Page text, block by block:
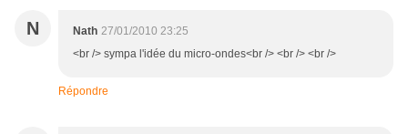
N Nath 27/01/2010 23:25
<br /> sympa l'idée du micro-ondes<br /> <br /> <br />
Répondre